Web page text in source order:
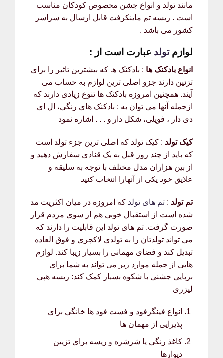
مانند تولد و انواع جشن مخصوص کودکان مناسب
است . ریسه تم ماینکرفت قابل ارسال به سراسر
کشور می باشد .
لوازمتولد عبارت است از :
انواع بادکنک ها : بادکنک ها که بیشترین تاثیر را برای
تزئین دارند جزو اصلی ترین لوازم به حساب می
آیند. همچنین امروزه بادکنک ها تنوع زیادی دارند که
ازجمله آنها می توان به : بادکنک های رنگی، ال ای
دی دار ، فویلی، شکل دار و . . . اشاره نمود
کیک تولد : کیک تولد که اصلی ترین جزء تولد است
که باید از چند روز قبل به یک قنادی سفارش دهید و
از بین هزاران مدل مختلف با توجه به سلیقه و
علایق خود یکی از آنهارا انتخاب کنید
تم تولد : تم های تولد که امروزه در میان اکثریت مد
شده است از استقبال خوبی هم از سوی مردم قرار
صورت گرفت. تم های تولد این قابلیت را دارند که
می تواند تولدتان را به تولدی لاکچری و فوق العاده
تبدیل کند و فضای مهمانی را بسیار زیبا کند. لوازم
هایی از جمله موارد زیر می تواند به شما برای
برپایی جشنی با شکوه بسیار کمک کند: ریسه هپی
لیزری
انواع فینگرفود و فست فود ها خانگی برای
پذیرایی از مهمان ها
کاغذ رنگی یا شرشره و ریسه برای تزیین
دیوارها